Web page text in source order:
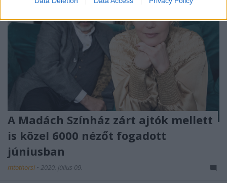
A Madách Színház zárt ajtók mellett
is közel 6000 nézőt fogadott
júniusban
mtothorsi • 2020. július 09.